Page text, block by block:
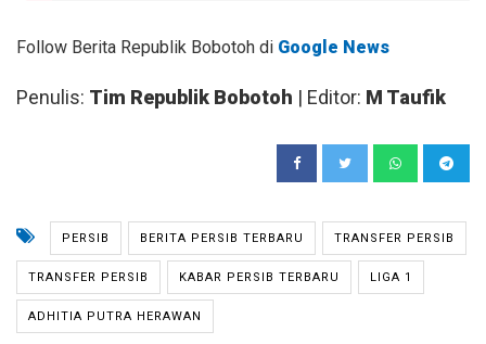
Follow Berita Republik Bobotoh di Google News
Penulis: Tim Republik Bobotoh | Editor: M Taufik
PERSIB BERITA PERSIB TERBARU TRANSFER PERSIB
TRANSFER PERSIB KABAR PERSIB TERBARU LIGA 1
ADHITIA PUTRA HERAWAN